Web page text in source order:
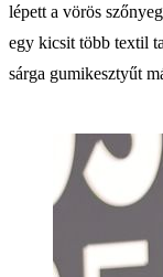
lépett a vörös
egy kicsit több textil
sárga gumikesztyűt